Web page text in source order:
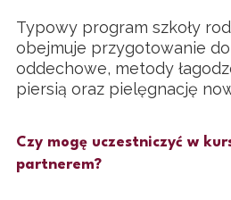
Typowy program szkoły
obejmuje przygotowanie
oddechowe, metody
piersią oraz pielęgnację
Czy mogę uczestniczyć w
partnerem?